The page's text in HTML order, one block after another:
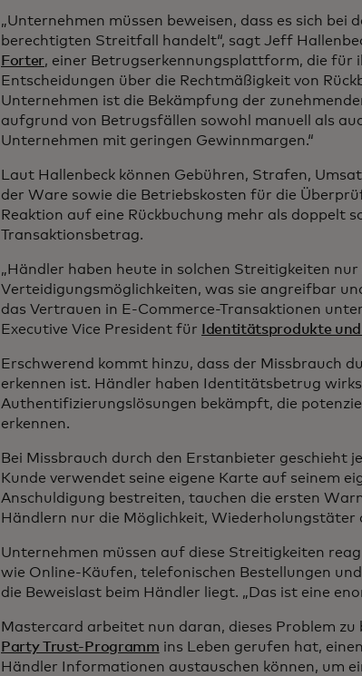
„Unternehmen müssen beweisen, dass es sich bei
berechtigten Streitfall handelt“, sagt Jeff
Forter, einer Betrugserkennungsplattform, die für
Entscheidungen über die Rechtmäßigkeit von
Unternehmen ist die Bekämpfung der
aufgrund von Betrugsfällen sowohl manuell als
Unternehmen mit geringen Gewinnmargen.“
Laut Hallenbeck können Gebühren, Strafen,
der Ware sowie die Betriebskosten für die
Reaktion auf eine Rückbuchung mehr als doppelt
Transaktionsbetrag.
„Händler haben heute in solchen Streitigkeiten nur
Verteidigungsmöglichkeiten, was sie angreifbar
das Vertrauen in E-Commerce-Transaktionen
Executive Vice President für
Identitätsprodukte
Erschwerend kommt hinzu, dass der Missbrauch
erkennen ist. Händler haben Identitätsbetrug
Authentifizierungslösungen bekämpft, die
erkennen.
Bei Missbrauch durch den Erstanbieter geschieht
Kunde verwendet seine eigene Karte auf seinem
Anschuldigung bestreiten, tauchen die ersten
Händlern nur die Möglichkeit, Wiederholungstäter
Unternehmen müssen auf diese Streitigkeiten
wie Online-Käufen, telefonischen Bestellungen
die Beweislast beim Händler liegt. „Das ist eine
Mastercard arbeitet nun daran, dieses Problem zu
Party Trust-Programm ins Leben gerufen hat,
Händler Informationen austauschen können, um